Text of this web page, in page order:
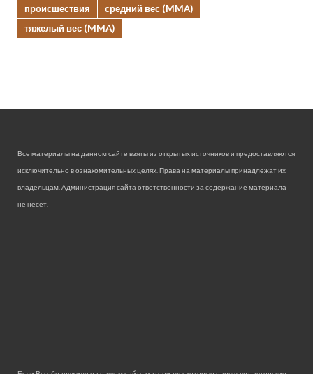
происшествия
средний вес (MMA)
тяжелый вес (MMA)
Все материалы на данном сайте взяты из открытых источников и предоставляются
исключительно в ознакомительных целях. Права на материалы принадлежат их
владельцам. Администрация сайта ответственности за содержание материала
не несет.